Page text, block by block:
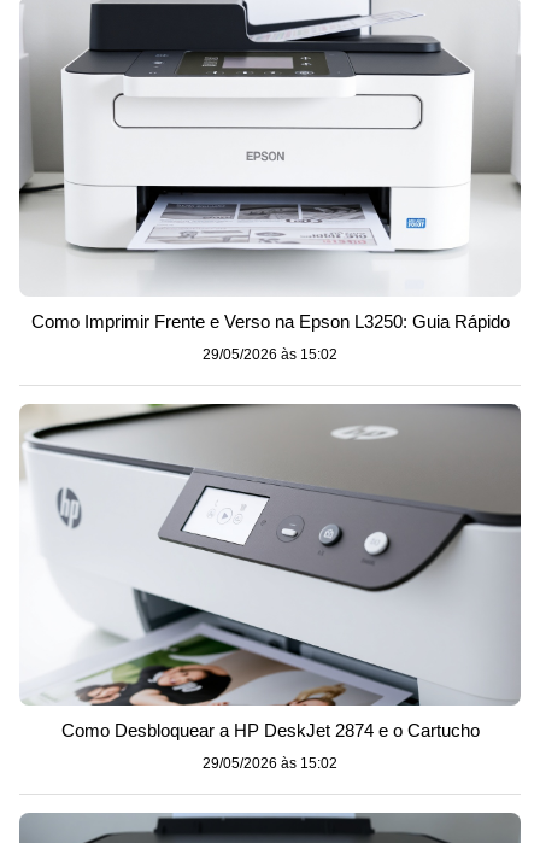
Como Imprimir Frente e Verso na Epson L3250: Guia Rápido
29/05/2026 às 15:02
Como Desbloquear a HP DeskJet 2874 e o Cartucho
29/05/2026 às 15:02